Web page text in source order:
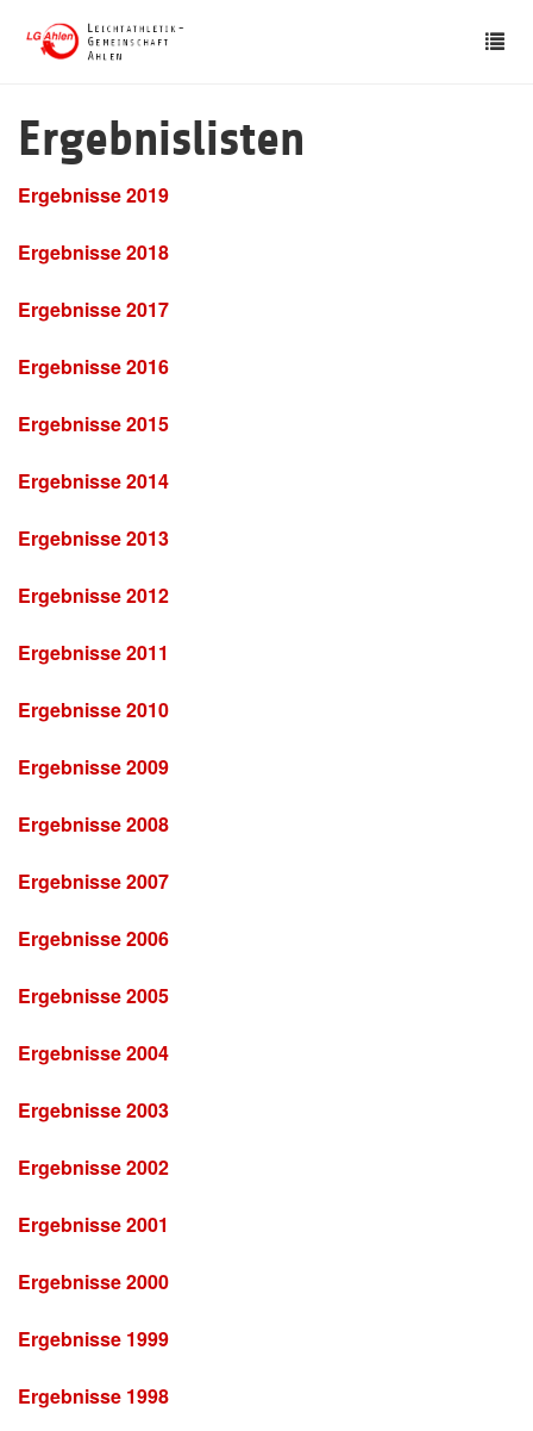
Ergebnislisten
Ergebnisse 2019
Ergebnisse 2018
Ergebnisse 2017
Ergebnisse 2016
Ergebnisse 2015
Ergebnisse 2014
Ergebnisse 2013
Ergebnisse 2012
Ergebnisse 2011
Ergebnisse 2010
Ergebnisse 2009
Ergebnisse 2008
Ergebnisse 2007
Ergebnisse 2006
Ergebnisse 2005
Ergebnisse 2004
Ergebnisse 2003
Ergebnisse 2002
Ergebnisse 2001
Ergebnisse 2000
Ergebnisse 1999
Ergebnisse 1998